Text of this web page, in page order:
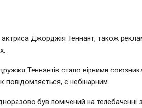
Джорджія Теннант, також
Теннантів стало вірними
повідомляється, є небінарним.
був помічений на телебаченні